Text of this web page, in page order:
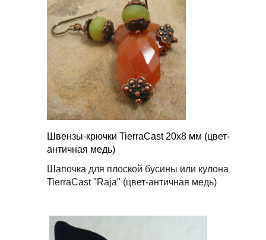
Швензы-крючки TierraCast 20х8 мм (цвет-
античная медь)
Шапочка для плоской бусины или кулона
TierraCast "Raja" (цвет-античная медь)